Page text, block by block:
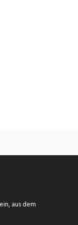
aus dem